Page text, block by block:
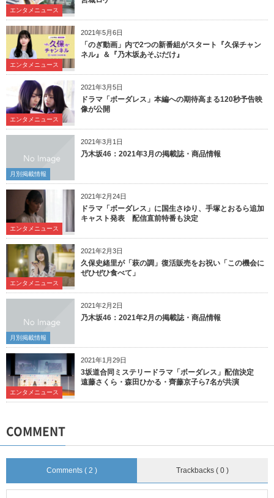
エンタメニュース
2021年5月6日
エンタメニュース
「のぎ動画」内で2つの新番組がスタート『久保チャン
ネル』＆『乃木坂あそぶだけ』
2021年3月5日
エンタメニュース
ドラマ「ボーダレス」本編への期待高まる120秒予告映
像が公開
2021年3月1日
月別掲載情報
乃木坂46：2021年3月の掲載誌・商品情報
2021年2月24日
エンタメニュース
ドラマ「ボーダレス」に国生さゆり、手塚とおるら追加
キャスト発表 配信直前特番も決定
2021年2月3日
エンタメニュース
久保史緒里が「萩の調」復活販売をお祝い「この機会に
ぜひぜひ食べて」
2021年2月2日
月別掲載情報
乃木坂46：2021年2月の掲載誌・商品情報
2021年1月29日
エンタメニュース
3坂道合同ミステリードラマ「ボーダレス」配信決定
遠藤さくら・森田ひかる・齊藤京子ら7名が共演
COMMENT
Comments ( 2 ) Trackbacks ( 0 )